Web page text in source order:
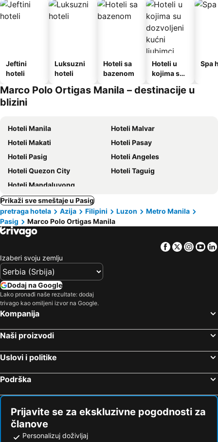
Jeftini
hoteli
Luksuzni
hoteli
Hoteli sa
bazenom
Hoteli u
kojima su
kućni
Spa
Marco Polo Ortigas Manila – destinacije u
blizini
Hoteli Manila
Hoteli Malvar
Hoteli Makati
Hoteli Pasay
Hoteli Pasig
Hoteli Angeles
Hoteli Quezon City
Hoteli Taguig
Hoteli Mandaluyong
Prikaži sve smeštaje u Pasig
pretraga hotela
Azija Filipini Luzon
Metro Manila
Pasig
Marco Polo Ortigas Manila
Facebook
Twitter
Izaberi svoju zemlju
Dodaj na Google
Lako pronađi naše rezultate: dodaj
trivago kao omiljeni izvor na Google.
Kompanija
Naši proizvodi
Uslovi i politike
Podrška
Prijavite se za ekskluzivne pogodnosti za
članove
Personalizuj doživljaj